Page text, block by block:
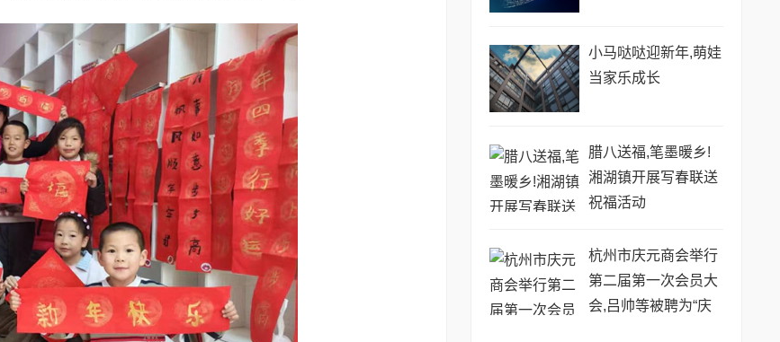
小马哒哒迎新年,萌娃
当家乐成长
腊八送福,笔墨暖乡!
湘湖镇开展写春联送
祝福活动
杭州市庆元商会举行
第二届第一次会员大
会,吕帅等被聘为“庆